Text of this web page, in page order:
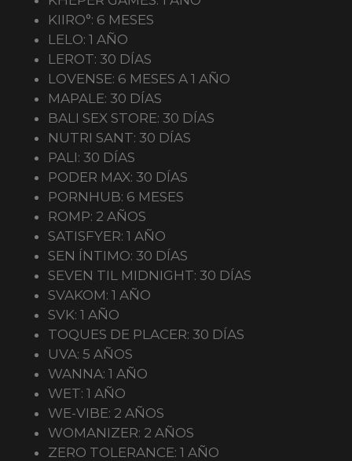
KIIRO°: 6 MESES
LELO: 1 AÑO
LEROT: 30 DÍAS
LOVENSE: 6 MESES A 1 AÑO
MAPALE: 30 DÍAS
BALI SEX STORE: 30 DÍAS
NUTRI SANT: 30 DÍAS
PALI: 30 DÍAS
PODER MAX: 30 DÍAS
PORNHUB: 6 MESES
ROMP: 2 AÑOS
SATISFYER: 1 AÑO
SEN ÍNTIMO: 30 DÍAS
SEVEN TIL MIDNIGHT: 30 DÍAS
SVAKOM: 1 AÑO
SVK: 1 AÑO
TOQUES DE PLACER: 30 DÍAS
UVA: 5 AÑOS
WANNA: 1 AÑO
WET: 1 AÑO
WE-VIBE: 2 AÑOS
WOMANIZER: 2 AÑOS
ZERO TOLERANCE: 1 AÑO